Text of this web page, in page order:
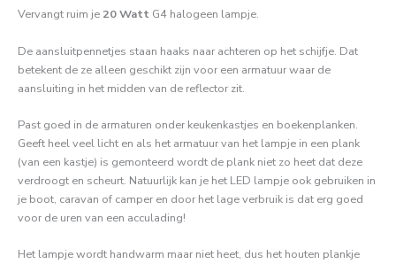
Vervangt ruim je 20 Watt G4 halogeen lampje.
De aansluitpennetjes staan haaks naar achteren op het schijfje. Dat
betekent de ze alleen geschikt zijn voor een armatuur waar de
aansluiting in het midden van de reflector zit.
Past goed in de armaturen onder keukenkastjes en boekenplanken.
Geeft heel veel licht en als het armatuur van het lampje in een plank
(van een kastje) is gemonteerd wordt de plank niet zo heet dat deze
verdroogt en scheurt. Natuurlijk kan je het LED lampje ook gebruiken in
je boot, caravan of camper en door het lage verbruik is dat erg goed
voor de uren van een acculading!
Het lampje wordt handwarm maar niet heet, dus het houten plankje